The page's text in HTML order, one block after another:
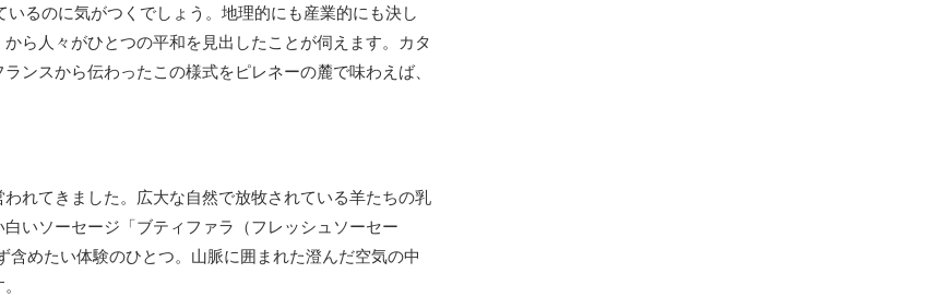
るのに気がつくでしょう。地理的にも産業的にも決し
ら人々がひとつの平和を見出したことが伺えます。カタ
ンスから伝わったこの様式をピレネーの麓で味わえば、
れてきました。広大な自然で放牧されている羊たちの乳
いソーセージ「ブティファラ（フレッシュソーセー
めたい体験のひとつ。山脈に囲まれた澄んだ空気の中